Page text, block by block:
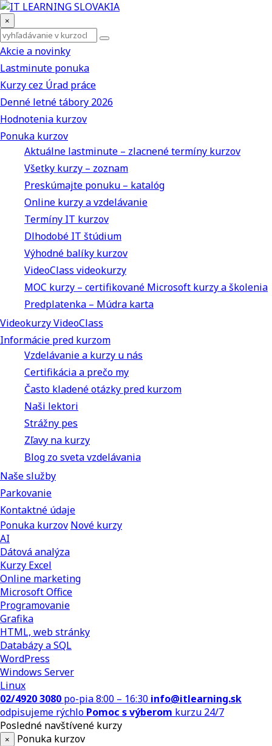
×
Akcie a novinky
Lastminute ponuka
Kurzy cez Úrad práce
Denné letné tábory 2026
Hodnotenia kurzov
Ponuka kurzov
Aktuálne lastminute – zlacnené termíny kurzov
Všetky kurzy – zoznam
Preskúmajte ponuku – katalóg
Online kurzy a vzdelávanie
Termíny IT kurzov
Dlhodobé IT štúdium
Výhodné balíky kurzov
VideoClass videokurzy
MOC kurzy – certifikované Microsoft kurzy a školenia
Predplatenka – Múdra karta
Videokurzy VideoClass
Informácie pred kurzom
Vzdelávanie a kurzy u nás
Certifikácia a prečo my
Často kladené otázky pred kurzom
Naši lektori
Strážny pes
Zľavy na kurzy
Blog zo sveta vzdelávania
Naše služby
Parkovanie
Kontaktné údaje
Ponuka kurzov Nové kurzy
AI
Dátová analýza
Kurzy Excel
Online marketing
Microsoft Office
Programovanie
Grafika
HTML, web stránky
Databázy a SQL
WordPress
Windows Server
Linux
02/4920 3080 po-pia 8:00 – 16:30 info@itlearning.sk
odpisujeme rýchlo Pomoc s výberom kurzu 24/7
Posledné navštívené kurzy
×
Ponuka kurzov